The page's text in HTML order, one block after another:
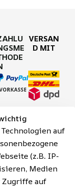
auf
(z.B. IP-
Medien
auf
VERSAN
D MIT